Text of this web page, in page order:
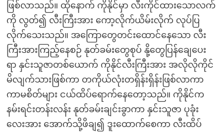
ဖြစ်လာသည်။ ထိုနောက် ကိုနိုင်မှာ လီးကိုင်ထားသောလက်
ကို လွတ်၍ လီးကြီးအား ကော့လိုက်ယိမ်းလိုက် လုပ်ပြ
လိုက်သေးသည်။ အကြောတွေတင်းထောင်နေသော လီး
ကြီးအားကြည့်နေစဉ် နုတ်ခမ်းတွေစုပ် နို့တွေပြန်ချေပေး
ရာ နှင်းသူဇာတစ်ယောက် ကိုနိုင်လီးကြီးအား အလိုလိုကိုင်
မိလျက်သားဖြစ်ကာ တကိုယ်လုံးတရှိန်းရှိန်းဖြစ်လာကာ
ကာမစိတ်များ ငယ်ထိပ်ရောက်နေတော့သည်။ ကိုနိုင်က
နမ်းရင်းတန်းလန်း နုတ်ခမ်းချင်းခွာကာ နှင်းသူဇာ ပုခုံး
လေးအား အောက်သို့ဖိချ၍ ဒူးထောက်စေကာ လီးထိပ်